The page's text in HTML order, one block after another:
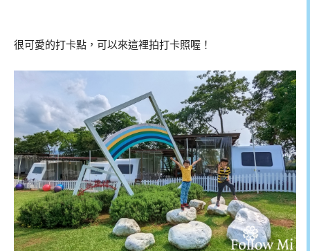
很可愛的打卡點，可以來這裡拍打卡照喔！